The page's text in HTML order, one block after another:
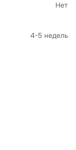
Нет
4-5 недель